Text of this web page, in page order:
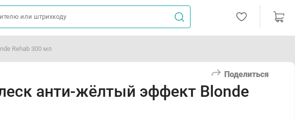
Rehab 300 мл
Поделиться
анти-жёлтый эффект Blonde